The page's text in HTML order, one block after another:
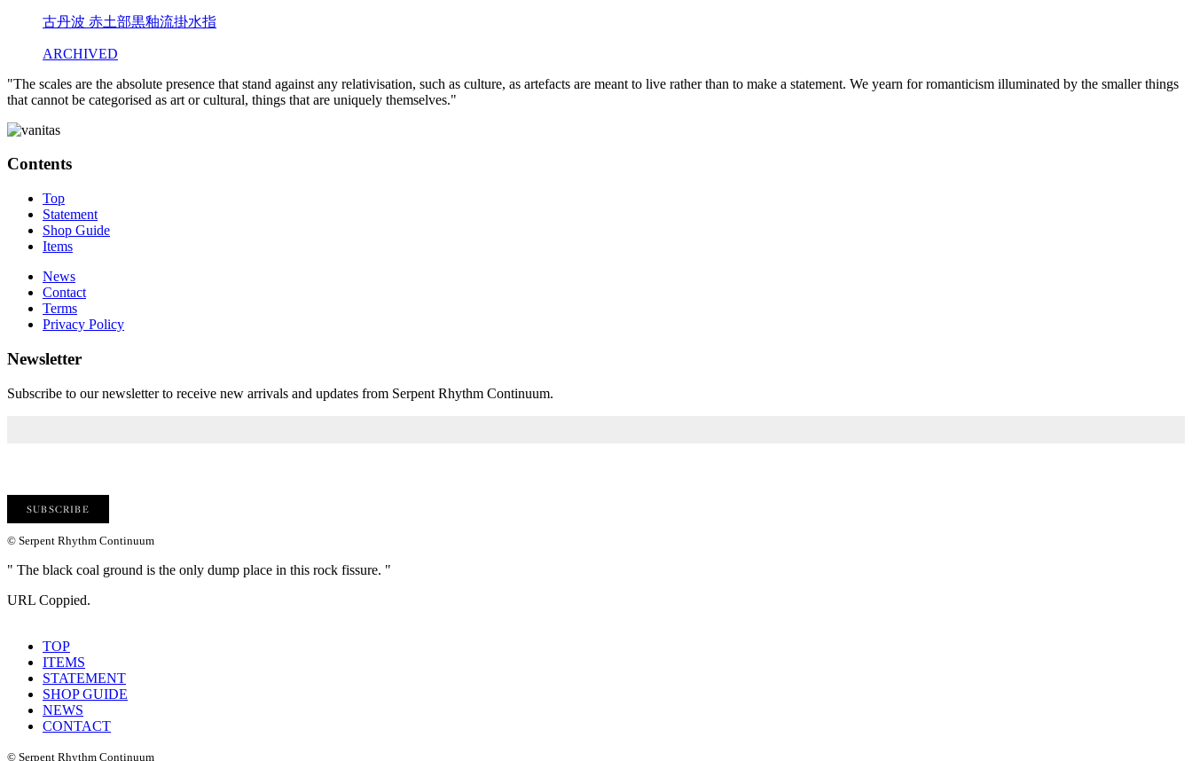
古丹波 赤土部黒釉流掛水指
ARCHIVED
"The scales are the absolute presence that stand against any relativisation, such as culture, as artefacts are meant to live rather than to make a statement. We yearn for romanticism illuminated by the smaller things
that cannot be categorised as art or cultural, things that are uniquely themselves."
Contents
Top
Statement
Shop Guide
Items
News
Contact
Terms
Privacy Policy
Newsletter
Subscribe to our newsletter to receive new arrivals and updates from Serpent Rhythm Continuum.
© Serpent Rhythm Continuum
" The black coal ground is the only dump place in this rock fissure. "
URL Coppied.
TOP
ITEMS
STATEMENT
SHOP GUIDE
NEWS
CONTACT
© Serpent Rhythm Continuum